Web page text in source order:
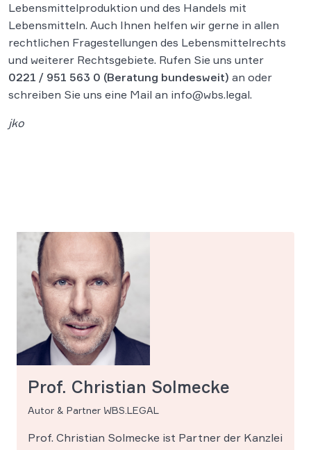
Lebensmittelproduktion und des Handels mit
Lebensmitteln. Auch Ihnen helfen wir gerne in allen
rechtlichen Fragestellungen des Lebensmittelrechts
und weiterer Rechtsgebiete. Rufen Sie uns unter
0221 / 951 563 0 (Beratung bundesweit) an oder
schreiben Sie uns eine Mail an info@wbs.legal.
jko
Prof. Christian Solmecke
Autor & Partner WBS.LEGAL
Prof. Christian Solmecke ist Partner der Kanzlei